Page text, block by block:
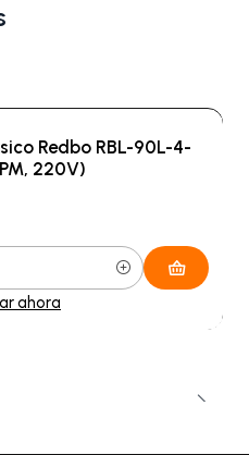
Redbo RBL-90L-4-
220V)
ahora